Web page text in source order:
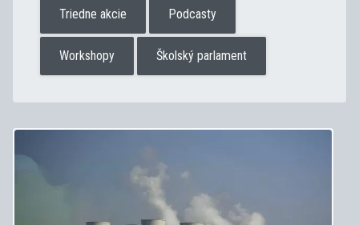
Triedne akcie Podcasty
Workshopy Školský parlament